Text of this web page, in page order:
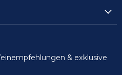
& exklusive